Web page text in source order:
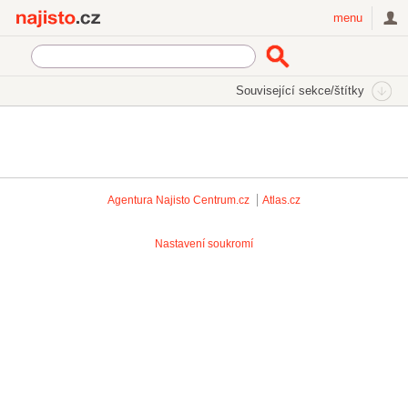
menu
Související sekce/štítky
Agentura Najisto Centrum.cz Atlas.cz
Nastavení soukromí